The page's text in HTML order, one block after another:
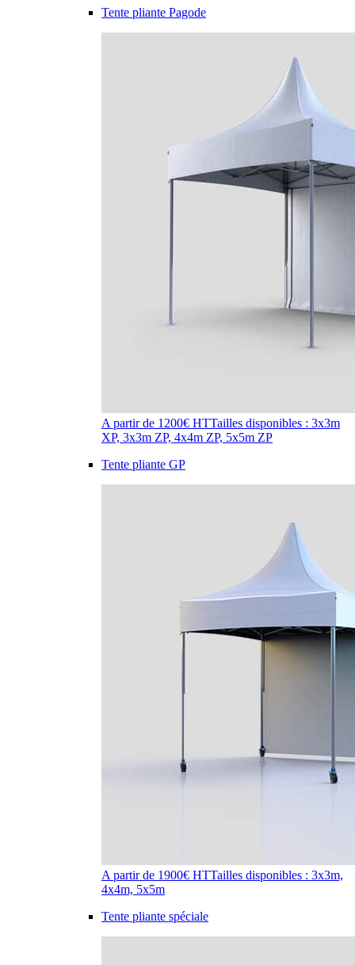
Tente pliante Pagode
A partir de 1200€ HTTailles disponibles : 3x3m
XP, 3x3m ZP, 4x4m ZP, 5x5m ZP
Tente pliante GP
A partir de 1900€ HTTailles disponibles : 3x3m,
4x4m, 5x5m
Tente pliante spéciale